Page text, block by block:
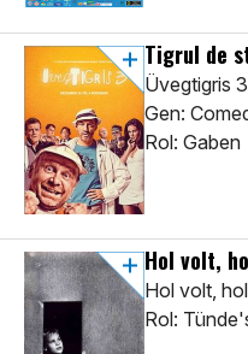
Tigrul de
Üvegtigris
Gen:
Rol: Gaben
Hol volt,
Hol volt,
Rol: